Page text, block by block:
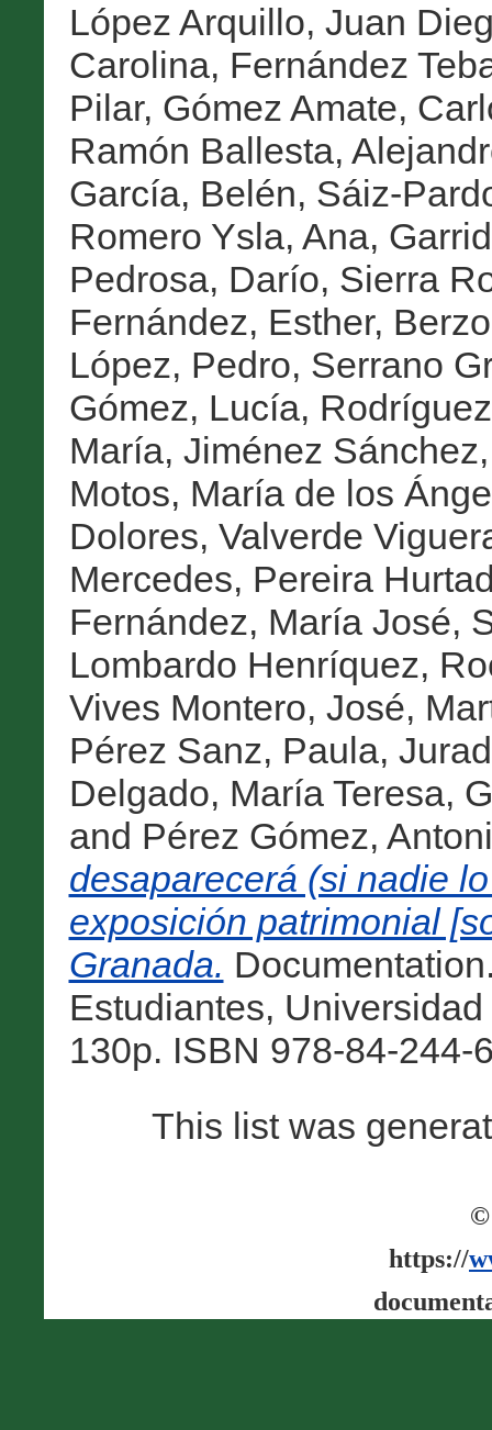
López Arquillo, Juan
Carolina, Fernández
Pilar, Gómez Amate,
Ramón Ballesta,
García, Belén, Sáiz-
Romero Ysla, Ana,
Pedrosa, Darío, Sierra
Fernández, Esther,
López, Pedro, Serrano
Gómez, Lucía,
María, Jiménez
Motos, María de los
Dolores, Valverde
Mercedes, Pereira
Fernández, María José,
Lombardo Henríquez,
Vives Montero, José,
Pérez Sanz, Paula,
Delgado, María Teresa,
and Pérez Gómez,
desaparecerá (si nadie
exposición patrimonial
Granada.
Estudiantes,
130p. ISBN 978-84-244-
This list was
©
https://